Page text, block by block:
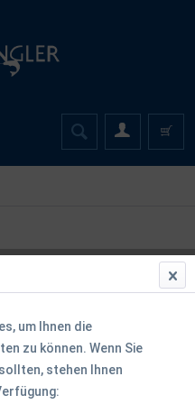
um Ihnen die
zu können. Wenn Sie
stehen Ihnen